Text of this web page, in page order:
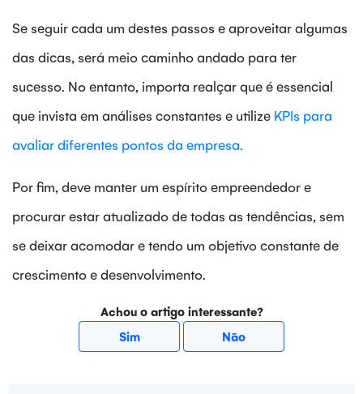
Se seguir cada um destes passos e aproveitar algumas
das dicas, será meio caminho andado para ter
sucesso. No entanto, importa realçar que é essencial
que invista em análises constantes e utilize KPIs para
avaliar diferentes pontos da empresa.
Por fim, deve manter um espírito empreendedor e
procurar estar atualizado de todas as tendências, sem
se deixar acomodar e tendo um objetivo constante de
crescimento e desenvolvimento.
Achou o artigo interessante?
Sim
Não